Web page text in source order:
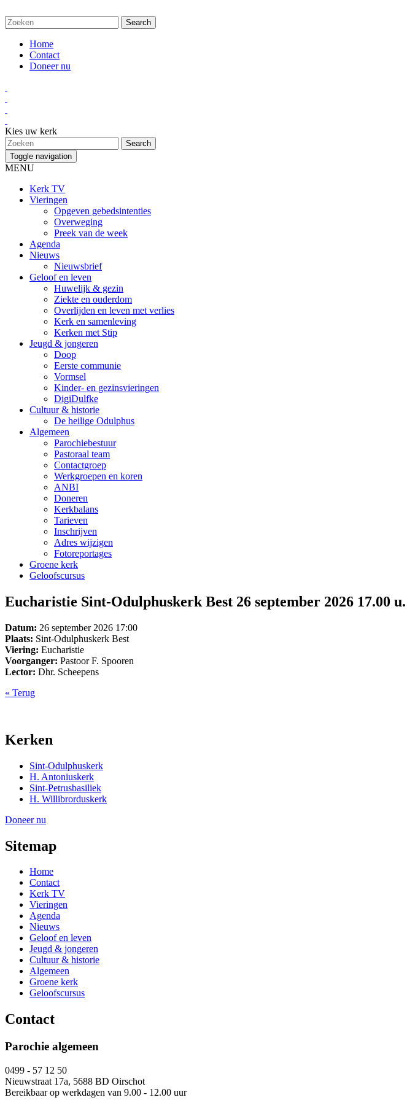
Home
Contact
Doneer nu
Kies uw kerk
Toggle navigation
MENU
Kerk TV
Vieringen
Opgeven gebedsintenties
Overweging
Preek van de week
Agenda
Nieuws
Nieuwsbrief
Geloof en leven
Huwelijk & gezin
Ziekte en ouderdom
Overlijden en leven met verlies
Kerk en samenleving
Kerken met Stip
Jeugd & jongeren
Doop
Eerste communie
Vormsel
Kinder- en gezinsvieringen
DigiDulfke
Cultuur & historie
De heilige Odulphus
Algemeen
Parochiebestuur
Pastoraal team
Contactgroep
Werkgroepen en koren
ANBI
Doneren
Kerkbalans
Tarieven
Inschrijven
Adres wijzigen
Fotoreportages
Groene kerk
Geloofscursus
Eucharistie Sint-Odulphuskerk Best 26 september 2026 17.00 u.
Datum: 26 september 2026 17:00
Plaats: Sint-Odulphuskerk Best
Viering: Eucharistie
Voorganger: Pastoor F. Spooren
Lector: Dhr. Scheepens
« Terug
Kerken
Sint-Odulphuskerk
H. Antoniuskerk
Sint-Petrusbasiliek
H. Willibrorduskerk
Doneer nu
Sitemap
Home
Contact
Kerk TV
Vieringen
Agenda
Nieuws
Geloof en leven
Jeugd & jongeren
Cultuur & historie
Algemeen
Groene kerk
Geloofscursus
Contact
Parochie algemeen
0499 - 57 12 50
Nieuwstraat 17a, 5688 BD Oirschot
Bereikbaar op werkdagen van 9.00 - 12.00 uur